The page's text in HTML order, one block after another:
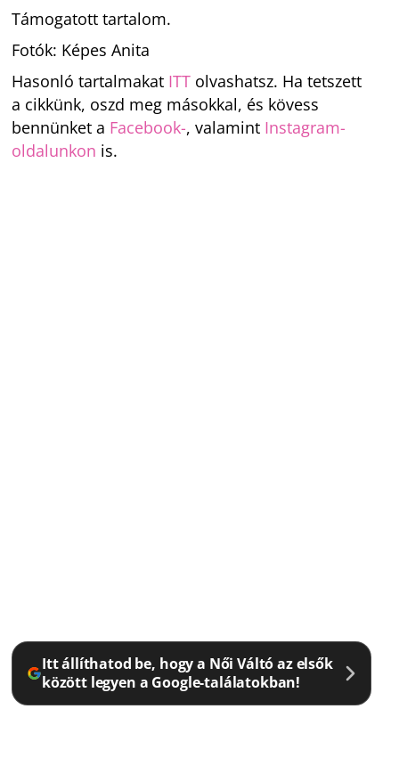
Támogatott tartalom.
Fotók: Képes Anita
Hasonló tartalmakat ITT olvashatsz. Ha tetszett
a cikkünk, oszd meg másokkal, és kövess
bennünket a Facebook-, valamint Instagram-
oldalunkon is.
Itt állíthatod be, hogy a Női Váltó az elsők
között legyen a Google-találatokban!